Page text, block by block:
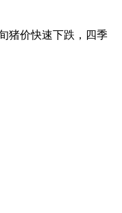
猪价快速下跌，四季